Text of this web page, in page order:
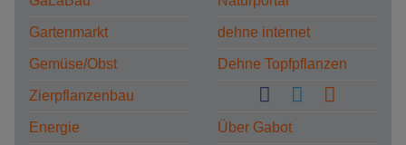
Gartenmarkt
Gemüse/Obst
Zierpflanzenbau
Energie
dehne internet
Dehne Topfpflanzen
Über Gabot